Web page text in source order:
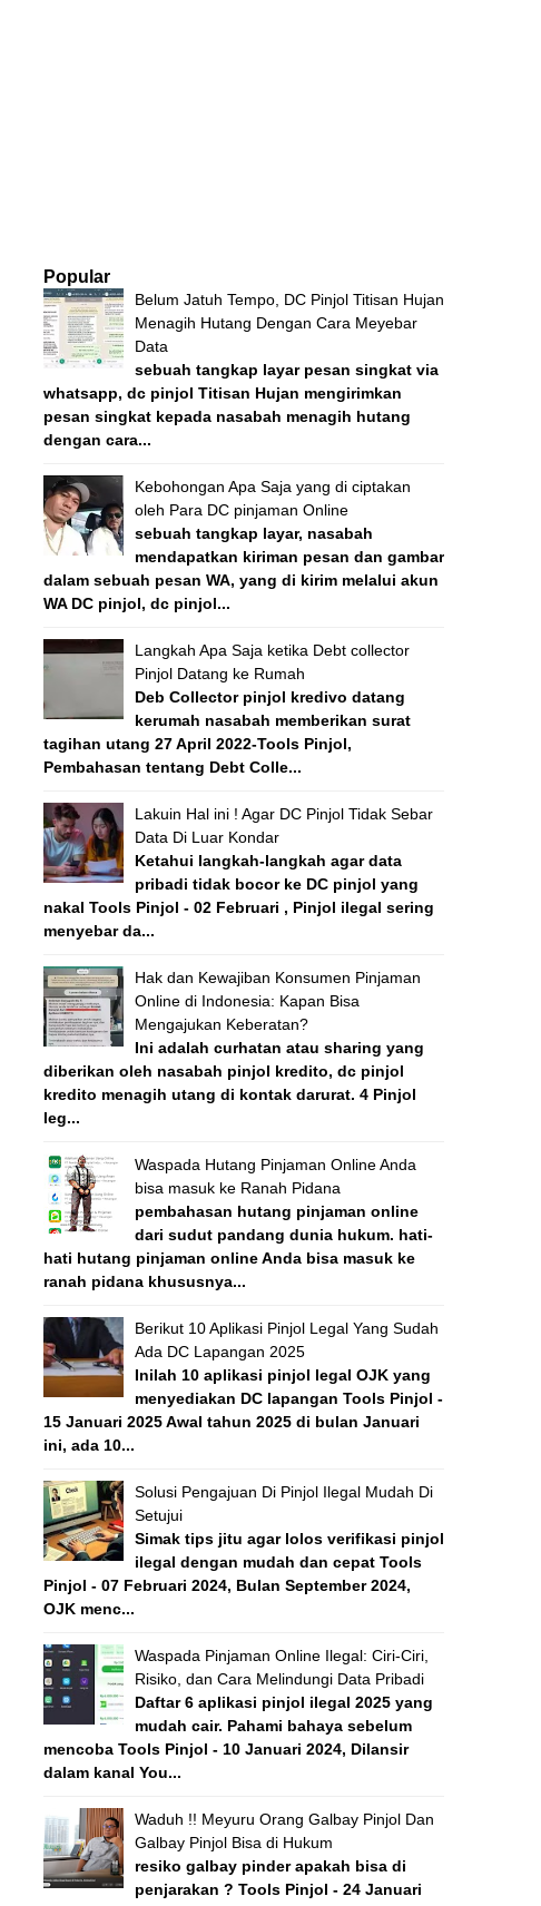
Popular
Belum Jatuh Tempo, DC Pinjol Titisan Hujan
Menagih Hutang Dengan Cara Meyebar
Data
sebuah tangkap layar pesan singkat via
whatsapp, dc pinjol Titisan Hujan mengirimkan
pesan singkat kepada nasabah menagih hutang
dengan cara...
Kebohongan Apa Saja yang di ciptakan
oleh Para DC pinjaman Online
sebuah tangkap layar, nasabah
mendapatkan kiriman pesan dan gambar
dalam sebuah pesan WA, yang di kirim melalui akun
WA DC pinjol, dc pinjol...
Langkah Apa Saja ketika Debt collector
Pinjol Datang ke Rumah
Deb Collector pinjol kredivo datang
kerumah nasabah memberikan surat
tagihan utang 27 April 2022-Tools Pinjol,
Pembahasan tentang Debt Colle...
Lakuin Hal ini ! Agar DC Pinjol Tidak Sebar
Data Di Luar Kondar
Ketahui langkah-langkah agar data
pribadi tidak bocor ke DC pinjol yang
nakal Tools Pinjol - 02 Februari , Pinjol ilegal sering
menyebar da...
Hak dan Kewajiban Konsumen Pinjaman
Online di Indonesia: Kapan Bisa
Mengajukan Keberatan?
Ini adalah curhatan atau sharing yang
diberikan oleh nasabah pinjol kredito, dc pinjol
kredito menagih utang di kontak darurat. 4 Pinjol
leg...
Waspada Hutang Pinjaman Online Anda
bisa masuk ke Ranah Pidana
pembahasan hutang pinjaman online
dari sudut pandang dunia hukum. hati-
hati hutang pinjaman online Anda bisa masuk ke
ranah pidana khususnya...
Berikut 10 Aplikasi Pinjol Legal Yang Sudah
Ada DC Lapangan 2025
Inilah 10 aplikasi pinjol legal OJK yang
menyediakan DC lapangan Tools Pinjol -
15 Januari 2025 Awal tahun 2025 di bulan Januari
ini, ada 10...
Solusi Pengajuan Di Pinjol Ilegal Mudah Di
Setujui
Simak tips jitu agar lolos verifikasi pinjol
ilegal dengan mudah dan cepat Tools
Pinjol - 07 Februari 2024, Bulan September 2024,
OJK menc...
Waspada Pinjaman Online Ilegal: Ciri-Ciri,
Risiko, dan Cara Melindungi Data Pribadi
Daftar 6 aplikasi pinjol ilegal 2025 yang
mudah cair. Pahami bahaya sebelum
mencoba Tools Pinjol - 10 Januari 2024, Dilansir
dalam kanal You...
Waduh !! Meyuru Orang Galbay Pinjol Dan
Galbay Pinjol Bisa di Hukum
resiko galbay pinder apakah bisa di
penjarakan ? Tools Pinjol - 24 Januari